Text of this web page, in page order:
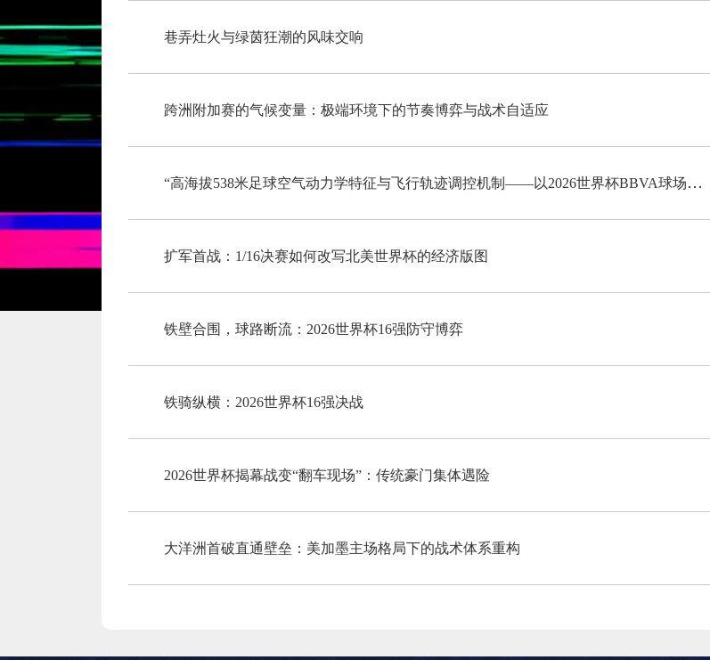
巷弄灶火与绿茵狂潮的风味交响
跨洲附加赛的气候变量：极端环境下的节奏博弈与战术自适应
“高海拔538米足球空气动力学特征与飞行轨迹调控机制——以2026世界杯BBVA球场为实证场景”
扩军首战：1/16决赛如何改写北美世界杯的经济版图
铁壁合围，球路断流：2026世界杯16强防守博弈
铁骑纵横：2026世界杯16强决战
2026世界杯揭幕战变“翻车现场”：传统豪门集体遇险
大洋洲首破直通壁垒：美加墨主场格局下的战术体系重构